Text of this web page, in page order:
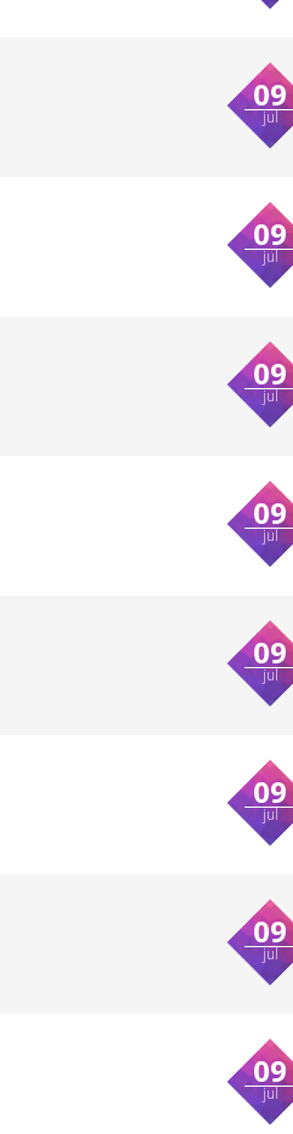
09
jul
09
jul
09
jul
09
jul
09
jul
09
jul
09
jul
09
jul